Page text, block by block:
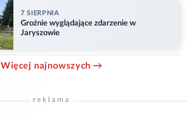
7 SIERPNIA
Groźnie wyglądające zdarzenie w
Jaryszowie
Więcej najnowszych →
reklama